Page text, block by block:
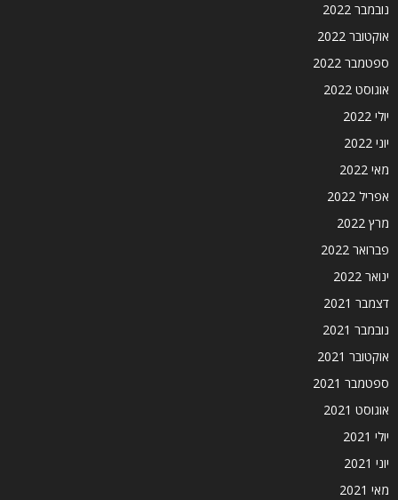
נובמבר 2022
אוקטובר 2022
ספטמבר 2022
אוגוסט 2022
יולי 2022
יוני 2022
מאי 2022
אפריל 2022
מרץ 2022
פברואר 2022
ינואר 2022
דצמבר 2021
נובמבר 2021
אוקטובר 2021
ספטמבר 2021
אוגוסט 2021
יולי 2021
יוני 2021
מאי 2021